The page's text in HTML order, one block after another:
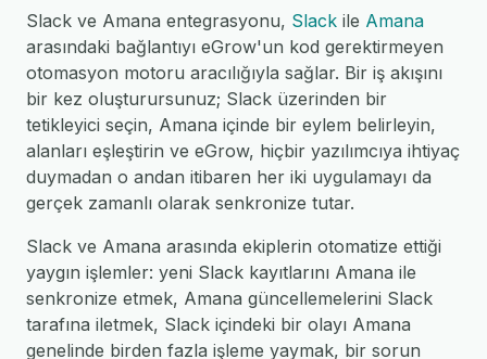
Slack ve Amana entegrasyonu, Slack ile Amana
arasındaki bağlantıyı eGrow'un kod gerektirmeyen
otomasyon motoru aracılığıyla sağlar. Bir iş akışını
bir kez oluşturursunuz; Slack üzerinden bir
tetikleyici seçin, Amana içinde bir eylem belirleyin,
alanları eşleştirin ve eGrow, hiçbir yazılımcıya ihtiyaç
duymadan o andan itibaren her iki uygulamayı da
gerçek zamanlı olarak senkronize tutar.
Slack ve Amana arasında ekiplerin otomatize ettiği
yaygın işlemler: yeni Slack kayıtlarını Amana ile
senkronize etmek, Amana güncellemelerini Slack
tarafına iletmek, Slack içindeki bir olayı Amana
genelinde birden fazla işleme yaymak, bir sorun